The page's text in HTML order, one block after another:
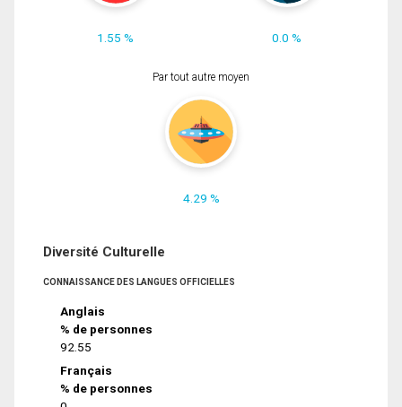
1.55 % 0.0 %
Par tout autre moyen
4.29 %
Diversité Culturelle
CONNAISSANCE DES LANGUES OFFICIELLES
Anglais
% de personnes
92.55
Français
% de personnes